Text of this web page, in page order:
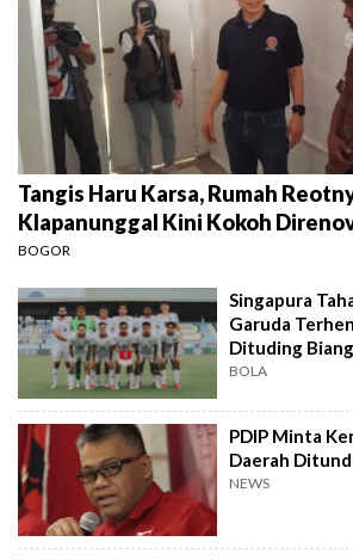
Tangis Haru Karsa, Rumah
Klapanunggal Kini Kokoh
BOGOR
Singapura
Garuda
Dituding
BOLA
PDIP Minta
Daerah
NEWS